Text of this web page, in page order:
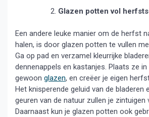
Glazen potten vol
Een andere leuke manier om de herfst
halen, is door glazen potten te vullen
Ga op pad en verzamel kleurrijke
dennenappels en kastanjes. Plaats ze
gewoon glazen, en creëer je eigen
Het knisperende geluid van de bladeren
geuren van de natuur zullen je zintuigen
Daarnaast kun je glazen potten ook